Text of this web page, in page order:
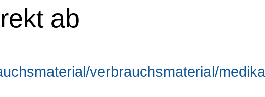
ab
verbrauchsmaterial/